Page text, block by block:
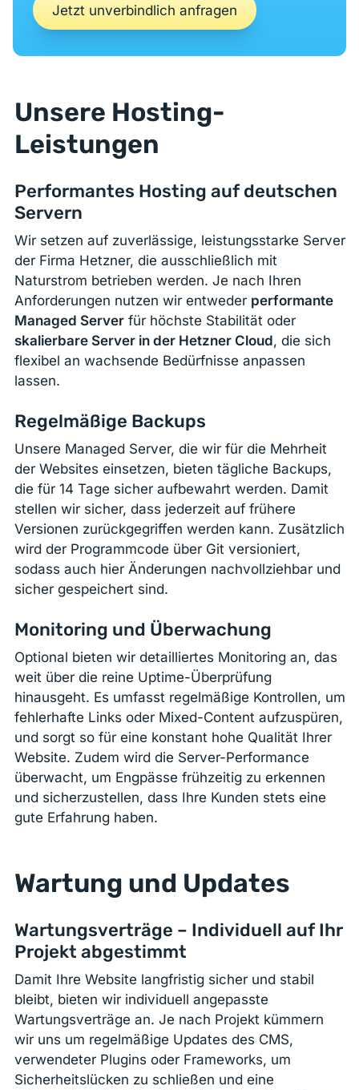
Jetzt unverbindlich anfragen
Unsere Hosting-
Leistungen
Performantes Hosting auf deutschen
Servern
Wir setzen auf zuverlässige, leistungsstarke Server
der Firma Hetzner, die ausschließlich mit
Naturstrom betrieben werden. Je nach Ihren
Anforderungen nutzen wir entweder performante
Managed Server für höchste Stabilität oder
skalierbare Server in der Hetzner Cloud, die sich
flexibel an wachsende Bedürfnisse anpassen
lassen.
Regelmäßige Backups
Unsere Managed Server, die wir für die Mehrheit
der Websites einsetzen, bieten tägliche Backups,
die für 14 Tage sicher aufbewahrt werden. Damit
stellen wir sicher, dass jederzeit auf frühere
Versionen zurückgegriffen werden kann. Zusätzlich
wird der Programmcode über Git versioniert,
sodass auch hier Änderungen nachvollziehbar und
sicher gespeichert sind.
Monitoring und Überwachung
Optional bieten wir detailliertes Monitoring an, das
weit über die reine Uptime-Überprüfung
hinausgeht. Es umfasst regelmäßige Kontrollen, um
fehlerhafte Links oder Mixed-Content aufzuspüren,
und sorgt so für eine konstant hohe Qualität Ihrer
Website. Zudem wird die Server-Performance
überwacht, um Engpässe frühzeitig zu erkennen
und sicherzustellen, dass Ihre Kunden stets eine
gute Erfahrung haben.
Wartung und Updates
Wartungsverträge – Individuell auf Ihr
Projekt abgestimmt
Damit Ihre Website langfristig sicher und stabil
bleibt, bieten wir individuell angepasste
Wartungsverträge an. Je nach Projekt kümmern
wir uns um regelmäßige Updates des CMS,
verwendeter Plugins oder Frameworks, um
Sicherheitslücken zu schließen und eine